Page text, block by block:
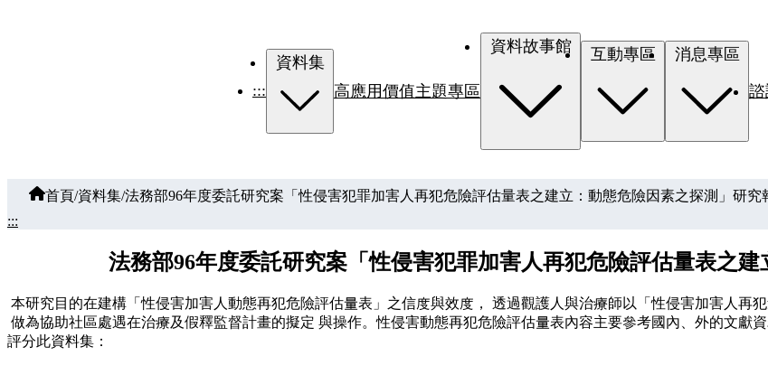
:::
資料集
高應用價值主題專區
資料故事館
諮
首頁/資料集/法務部96年度委託研究案「性侵害犯罪加害人再犯危險評估量表之建立：動態危險因素之探測」研究
:::
法務部96年度委託研究案「性侵害犯罪加害人再犯危險評估量表之
本研究目的在建構「性侵害加害人動態再犯危險評估量表」之信度與效度， 透過觀護人與治療師以「性侵害加害人再
做為協助社區處遇在治療及假釋監督計畫的擬定 與操作。性侵害動態再犯危險評估量表內容主要參考國內、外的文獻
評分此資料集：